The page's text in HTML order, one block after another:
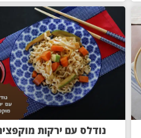
נודלס עם ירקות